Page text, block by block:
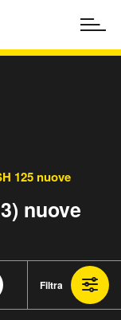
125 nuove
nuove
Filtra